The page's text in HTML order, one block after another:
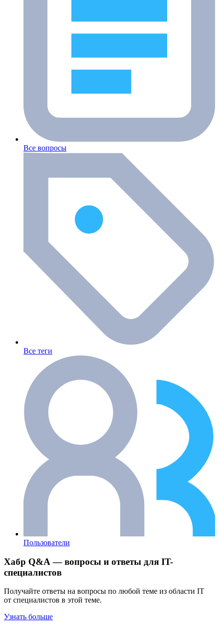
Все вопросы
Все теги
Пользователи
Хабр Q&A — вопросы и ответы для IT-
специалистов
Получайте ответы на вопросы по любой теме из области IT
от специалистов в этой теме.
Узнать больше